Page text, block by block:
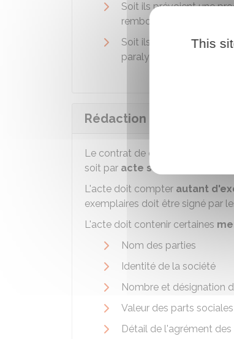
Soit ils prévoient une
rembourser la valeur des
Soit ils laissent les
paralysie dans les prises
Rédaction de l'acte de
Le contrat de donation doit être
soit par acte sous seing privé
L'acte doit compter autant
exemplaires doit être signé par
L'acte doit contenir certaines
Nom des parties
Identité de la société
Nombre et désignation
Valeur des parts sociales
Détail de l'agrément des
This